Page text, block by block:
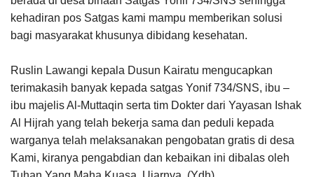
kehadiran pos Satgas kami mampu memberikan solusi
bagi masyarakat khusunya dibidang kesehatan.
Ruslin Lawangi kepala Dusun Kairatu mengucapkan
terimakasih banyak kepada satgas Yonif 734/SNS, ibu –
ibu majelis Al-Muttaqin serta tim Dokter dari Yayasan Ishak
Al Hijrah yang telah bekerja sama dan peduli kepada
warganya telah melaksanakan pengobatan gratis di desa
Kami, kiranya pengabdian dan kebaikan ini dibalas oleh